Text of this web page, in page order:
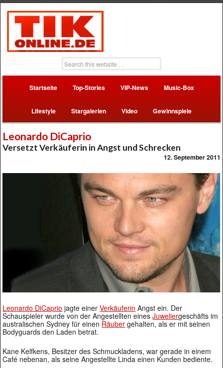
Startseite Top-Stories VIP-News Music-Box
Lifestyle Stargalerien Video Gewinnspiele
Leonardo DiCaprio
Versetzt Verkäuferin in Angst und Schrecken
12. September 2011
Leonardo DiCaprio jagte einerVerkäuferin Angst ein. Der
Schauspieler wurde von der Angestellten einesJuweliergeschäfts im
australischen Sydney für einenRäuber gehalten, als er mit seinen
Bodyguards den Laden betrat.
Kane Kelfkens, Besitzer des Schmuckladens, war gerade in einem
Café nebenan, als seine Angestellte Linda einen Kunden bediente.